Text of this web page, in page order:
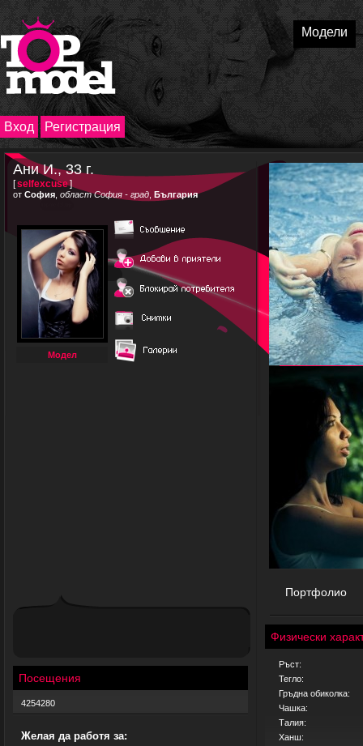
Модели
Вход Регистрация
Ани И., 33 г.
[selfexcuse]
от София област София - град България
Модел
Посещения
4254280
Желая да работя за:
Портфолио
Физически
Ръст:
Тегло:
Гръдна обиколка:
Чашка:
Талия:
Ханш: